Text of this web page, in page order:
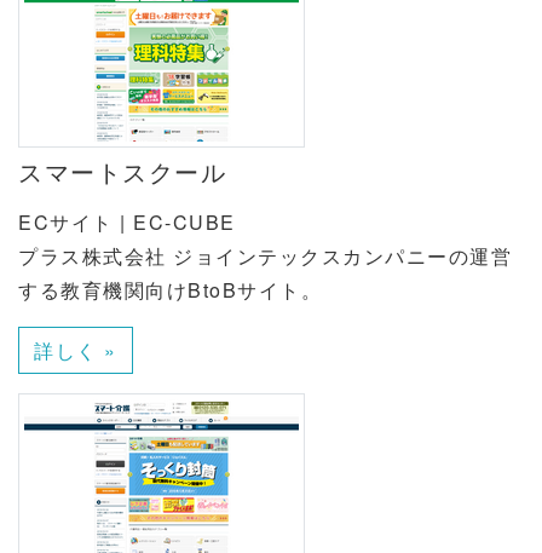
スマートスクール
ECサイト | EC-CUBE
プラス株式会社 ジョインテックスカンパニーの運営
する教育機関向けBtoBサイト。
詳しく »